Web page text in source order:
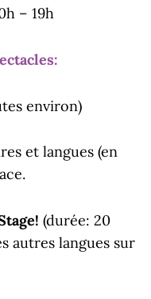
– 19h
environ)
et langues (en
(durée: 20
autres langues sur